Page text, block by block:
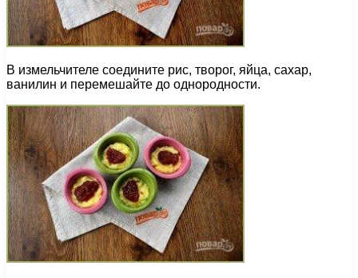
В измельчителе соедините рис, творог, яйца, сахар,
ванилин и перемешайте до однородности.